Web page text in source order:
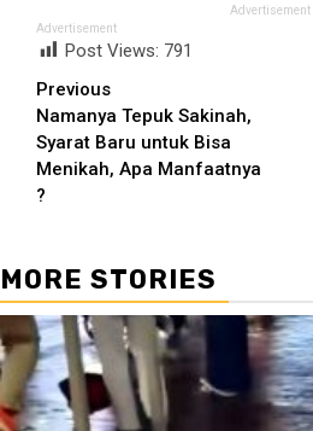
Advertisement
Advertisement
Post Views: 791
Continue
Reading
Previous
Namanya Tepuk Sakinah,
Syarat Baru untuk Bisa
Menikah, Apa Manfaatnya
?
MORE STORIES